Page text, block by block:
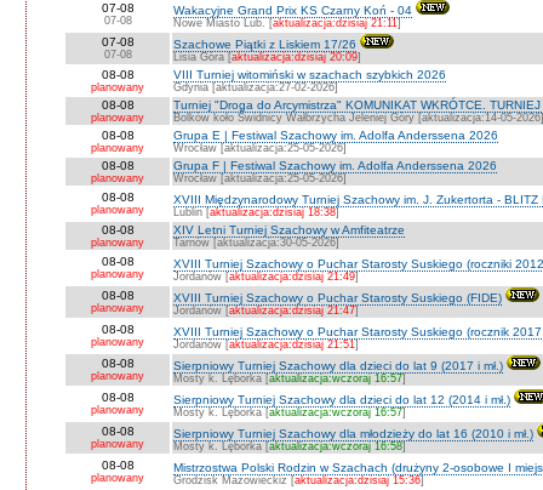
07-08
07-08
Wakacyjne Grand Prix KS Czarny Koń - 04
Nowe Miasto Lub. [aktualizacja:dzisiaj 21:11]
07-08
07-08
Szachowe Piątki z Liskiem 17/26
Lisia Góra [aktualizacja:dzisiaj 20:09]
08-08
planowany
VIII Turniej witomiński w szachach szybkich 2026
Gdynia [aktualizacja:27-02-2026]
08-08
planowany
Turniej "Droga do Arcymistrza" KOMUNIKAT WKRÓTCE.
Bolków koło Świdnicy Wałbrzycha Jeleniej Góry [aktualizacja:14-05-2026]
08-08
planowany
Grupa E | Festiwal Szachowy im. Adolfa Anderssena 2026
Wrocław [aktualizacja:25-05-2026]
08-08
planowany
Grupa F | Festiwal Szachowy im. Adolfa Anderssena 2026
Wrocław [aktualizacja:25-05-2026]
08-08
planowany
XVIII Międzynarodowy Turniej Szachowy im. J. Zukertorta -
Lublin [aktualizacja:dzisiaj 18:38]
08-08
planowany
XIV Letni Turniej Szachowy w Amfiteatrze
Tarnów [aktualizacja:30-05-2026]
08-08
planowany
XVIII Turniej Szachowy o Puchar Starosty Suskiego (roczniki
Jordanów [aktualizacja:dzisiaj 21:49]
08-08
planowany
XVIII Turniej Szachowy o Puchar Starosty Suskiego (FIDE)
Jordanów [aktualizacja:dzisiaj 21:47]
08-08
planowany
XVIII Turniej Szachowy o Puchar Starosty Suskiego (rocznik 2017
Jordanów [aktualizacja:dzisiaj 21:51]
08-08
planowany
Sierpniowy Turniej Szachowy dla dzieci do lat 9 (2017 i mł.)
Mosty k. Lęborka [aktualizacja:wczoraj 16:57]
08-08
planowany
Sierpniowy Turniej Szachowy dla dzieci do lat 12 (2014 i mł.)
Mosty k. Lęborka [aktualizacja:wczoraj 16:57]
08-08
planowany
Sierpniowy Turniej Szachowy dla młodzieży do lat 16 (2010 i mł.)
Mosty k. Lęborka [aktualizacja:wczoraj 16:58]
08-08
planowany
Mistrzostwa Polski Rodzin w Szachach (drużyny 2-osobowe I
Grodzisk Mazowieckiz [aktualizacja:dzisiaj 15:36]